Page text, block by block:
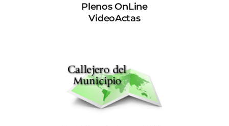
Plenos OnLine
VideoActas